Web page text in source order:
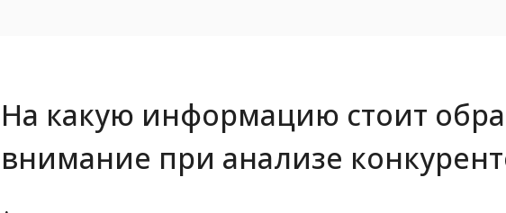
На какую информацию стоит
внимание при анализе